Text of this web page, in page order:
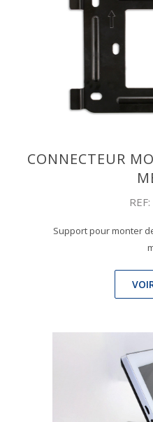
CONNECTEUR
Support pour monter